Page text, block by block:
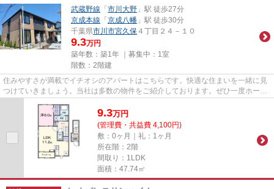
武蔵野線 「 市川大野 」駅 徒歩27分
京成本線 「 京成八幡 」駅 徒歩30分
千葉県市川市宮久保 ４丁目２４－１０
9.3万円
築年数：築1年 ｜募集中： 1室
階数：2階建
住みやすさが満載でイチオシのアパートはこちらです。快適な住まいを一緒に見
つけていきましょう。当社は多数の物件をご紹介しております。ぜひ一度ホーム
9.3万円
(管理費・共益費 4,100円)
敷：0ヶ月｜礼：1ヶ月
所在階：2階
間取り：1LDK
面積：47.74㎡